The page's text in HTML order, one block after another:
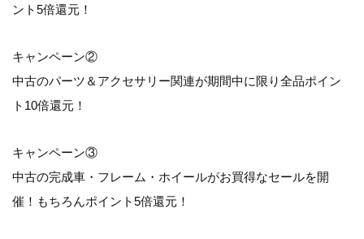
ント5倍還元！
キャンペーン②
中古のパーツ＆アクセサリー関連が期間中に限り全品ポイン
ト10倍還元！
キャンペーン③
中古の完成車・フレーム・ホイールがお買得なセールを開
催！もちろんポイント5倍還元！